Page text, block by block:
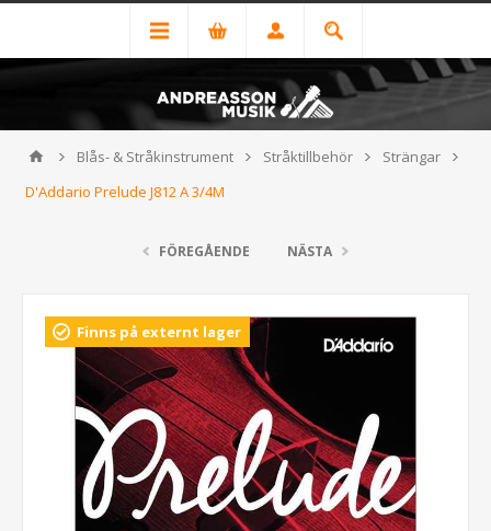
Blås- & Stråkinstrument Stråktillbehör
Strängar
D'Addario Prelude J812 A 3/4M
FÖREGÅENDE NÄSTA
Finns på externt lager